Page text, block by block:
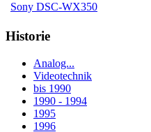
Sony DSC-WX350
Historie
Analog...
Videotechnik
bis 1990
1990 - 1994
1995
1996